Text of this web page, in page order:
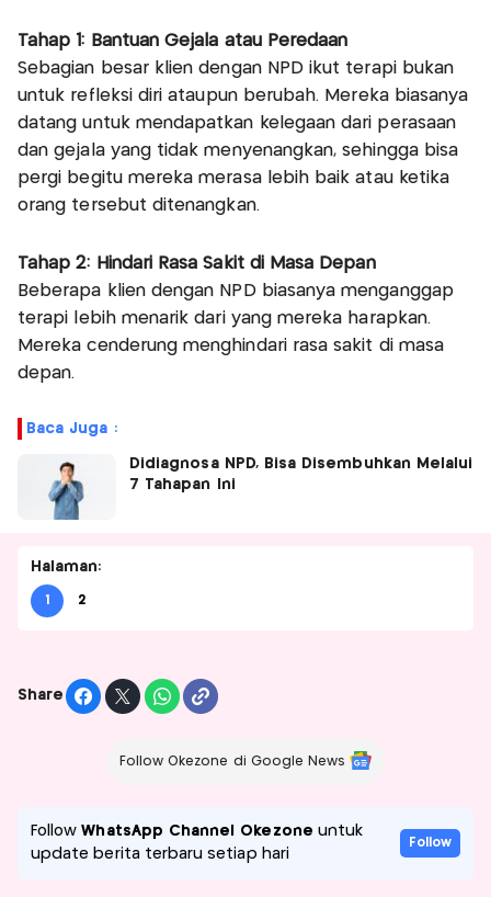
Tahap 1: Bantuan Gejala atau Peredaan
Sebagian besar klien dengan NPD ikut terapi bukan
untuk refleksi diri ataupun berubah. Mereka biasanya
datang untuk mendapatkan kelegaan dari perasaan
dan gejala yang tidak menyenangkan, sehingga bisa
pergi begitu mereka merasa lebih baik atau ketika
orang tersebut ditenangkan.
Tahap 2: Hindari Rasa Sakit di Masa Depan
Beberapa klien dengan NPD biasanya menganggap
terapi lebih menarik dari yang mereka harapkan.
Mereka cenderung menghindari rasa sakit di masa
depan.
Baca Juga :
Didiagnosa NPD, Bisa Disembuhkan Melalui
7 Tahapan Ini
Halaman:
1 2
Share
Follow Okezone di Google News
FollowWhatsApp Channel Okezone untuk
update berita terbaru setiap hari
Follow